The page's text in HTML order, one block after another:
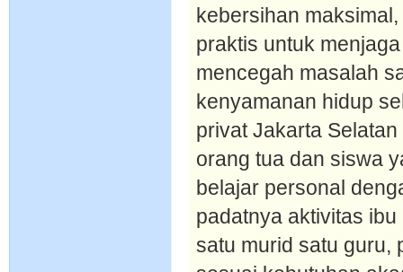
kebersihan
praktis untuk
mencegah masalah
kenyamanan hidup
privat Jakarta
orang tua dan siswa
belajar personal
padatnya aktivitas
satu murid satu guru,